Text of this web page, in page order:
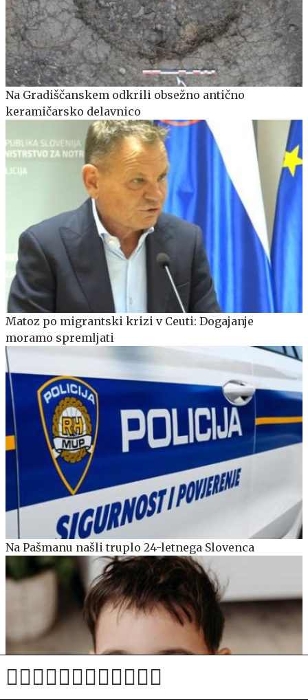
Na Gradiščanskem odkrili obsežno antično
keramičarsko delavnico
Matoz po migrantski krizi v Ceuti: Dogajanje
moramo spremljati
Na Pašmanu našli truplo 24-letnega Slovenca